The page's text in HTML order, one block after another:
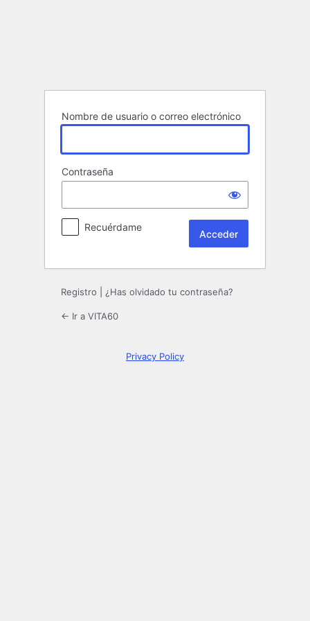
Nombre de usuario o correo electrónico
Contraseña
Recuérdame
Registro ¿Has olvidado tu contraseña?
← Ir a VITA60
Privacy Policy